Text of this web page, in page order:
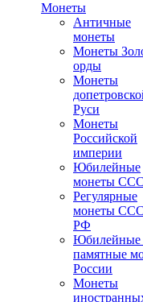
Монеты
Античные
монеты
Монеты
орды
Монеты
Руси
Монеты
Российской
империи
Юбилейные
монеты
Регулярные
монеты
РФ
Юбилейные
памятные
России
Монеты